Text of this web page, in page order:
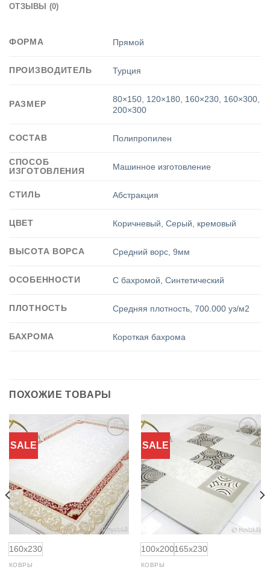
ОТЗЫВЫ (0)
ФОРМА Прямой
ПРОИЗВОДИТЕЛЬ Турция
РАЗМЕР 80×150 120×180 160×230 160×300
200×300
СОСТАВ Полипропилен
СПОСОБ
ИЗГОТОВЛЕНИЯ
Машинное изготовление
СТИЛЬ Абстракция
ЦВЕТ Коричневый ,Серый кремовый
ВЫСОТА ВОРСА Средний ворс ,9мм
ОСОБЕННОСТИ С бахромой ,Синтетический
ПЛОТНОСТЬ Средняя плотность ,700.000 уз/м2
БАХРОМА Короткая бахрома
ПОХОЖИЕ ТОВАРЫ
SALE
избранное
160x230
КОВРЫ
SALE
Добавить
избранное
100x200165x230
КОВРЫ